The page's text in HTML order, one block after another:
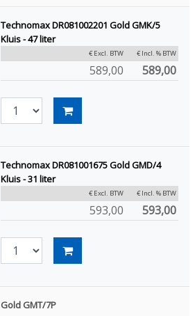
Technomax DR081002201 Gold GMK/5
Kluis - 47 liter
€ Excl. BTW € Incl. % BTW
589,00 589,00
Technomax DR081001675 Gold GMD/4
Kluis - 31 liter
€ Excl. BTW € Incl. % BTW
593,00 593,00
Gold GMT/7P